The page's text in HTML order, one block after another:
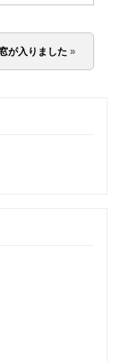
が入りました »